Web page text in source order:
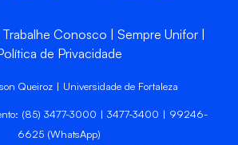
Trabalhe Conosco
Sempre Unifor
de Privacidade
Queiroz | Universidade de Fortaleza
(85) 3477-3000 | 3477-3400 | 99246-
6625 (WhatsApp)